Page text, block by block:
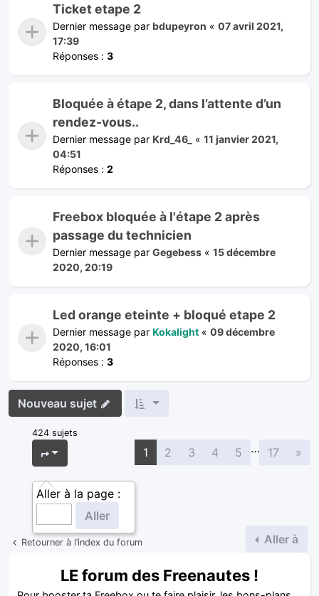
Ticket etape 2
Dernier message par bdupeyron « 07 avril 2021,
17:39
Réponses : 3
Bloquée à étape 2, dans l’attente d’un
rendez-vous..
Dernier message par Krd_46_ « 11 janvier 2021,
04:51
Réponses : 2
Freebox bloquée à l'étape 2 après
passage du technicien
Dernier message par Gegebess « 15 décembre
2020, 20:19
Led orange eteinte + bloqué etape 2
Dernier message par Kokalight « 09 décembre
2020, 16:01
Réponses : 3
Nouveau sujet
424 sujets
Page
Aller à la page :
1 2 3 4 5 … 17 »
Retourner à l’index du forum Aller à
LE forum des Freenautes !